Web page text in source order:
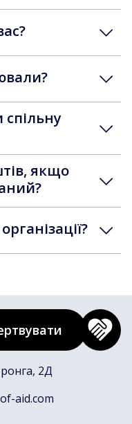
якщо
2Д
aid.com